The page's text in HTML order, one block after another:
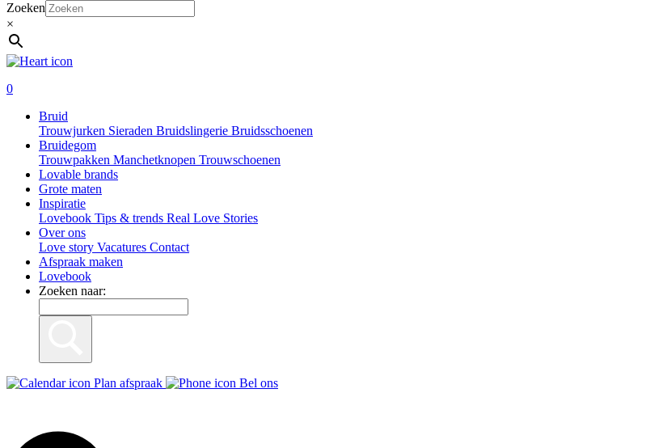
Zoeken
×
0
Bruid
Trouwjurken Sieraden Bruidslingerie Bruidsschoenen
Bruidegom
Trouwpakken Manchetknopen Trouwschoenen
Lovable brands
Grote maten
Inspiratie
Lovebook Tips & trends Real Love Stories
Over ons
Love story Vacatures Contact
Afspraak maken
Lovebook
Zoeken naar:
Plan afspraak Bel ons